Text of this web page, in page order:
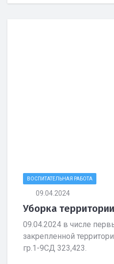
ВОСПИТАТЕЛЬНАЯ РАБОТА
09.04.2024
Уборка
09.04.2024 в числе
закрепленной
гр.1-9СД 323,423.